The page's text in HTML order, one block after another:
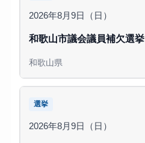
2026年8月9日（日）
和歌山市議会議員補欠選挙
和歌山県
選挙
2026年8月9日（日）